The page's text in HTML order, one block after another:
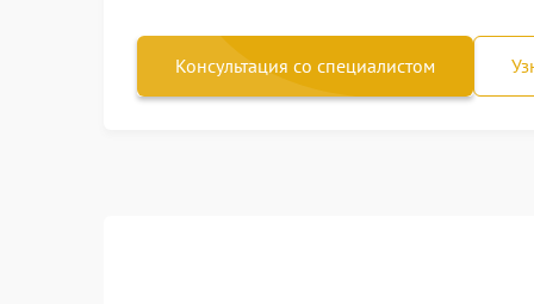
Консультация со специалистом